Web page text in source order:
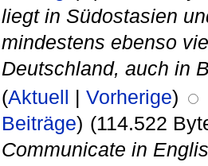
liegt in Südostasien
mindestens ebenso
Deutschland, auch in
(Aktuell | Vorherige)
Beiträge) (114.522
Communicate in